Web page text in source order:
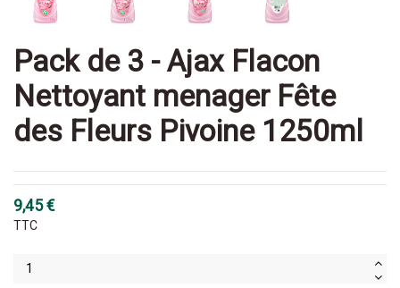
Pack de 3 - Ajax Flacon
Nettoyant menager Fête
des Fleurs Pivoine 1250ml
9,45 €
TTC